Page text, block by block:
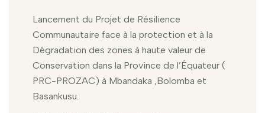
Lancement du Projet de Résilience
Communautaire face à la protection et à la
Dégradation des zones à haute valeur de
Conservation dans la Province de l’Équateur (
PRC-PROZAC) à Mbandaka ,Bolomba et
Basankusu.